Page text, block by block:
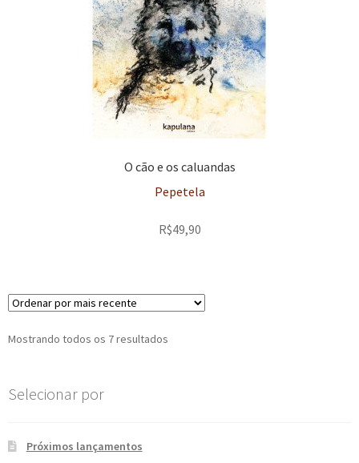
O cão e os caluandas
Pepetela
R$49,90
Mostrando todos os 7 resultados
Selecionar por
Próximos lançamentos